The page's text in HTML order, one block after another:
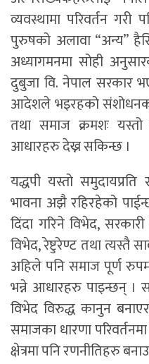
व्यवस्थामा परिवर्तन गरी
पुरुषको अलावा “अन्य”
अध्यागमनमा सोही
दुबुजा वि. नेपाल सरकार
आदेशले भइरहको
तथा समाज क्रमशः
आधारहरु देख्न सकिन्छ ।
यद्धपी यस्तो
भावना अझै रहिरहेको
दिंदा गरिने विभेद,
विभेद, रेष्टुरेण्ट तथा त्यस्तै
अहिले पनि समाज पूर्ण
भन्ने आधारहरु पाइन्छन् ।
विभेद विरुद्ध कानुन
समाजका धारणा
क्षेत्रमा पनि रणनीतिहरु